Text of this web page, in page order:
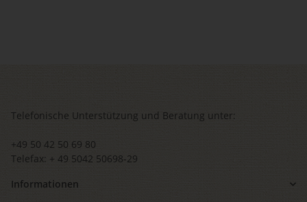
Telefonische Unterstützung und Beratung unter:
+49 50 42 50 69 80
Telefax: + 49 5042 50698-29
Informationen